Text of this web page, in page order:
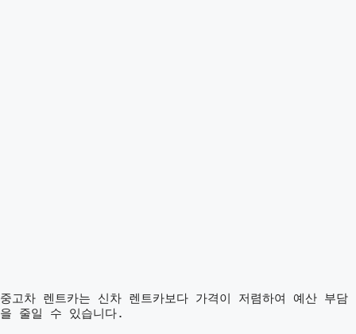
중고차 렌트카는 신차 렌트카보다 가격이 저렴하여 예산 부담
을 줄일 수 있습니다.